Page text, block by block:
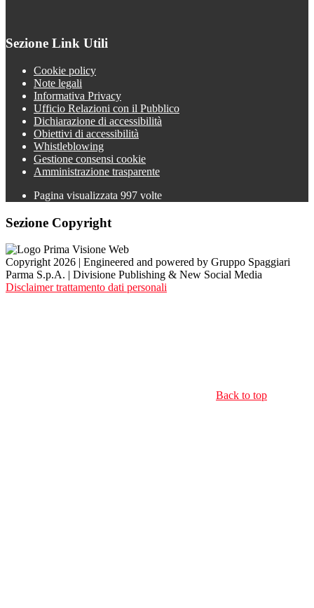
Sezione Link Utili
Cookie policy
Note legali
Informativa Privacy
Ufficio Relazioni con il Pubblico
Dichiarazione di accessibilità
Obiettivi di accessibilità
Whistleblowing
Gestione consensi cookie
Amministrazione trasparente
Pagina visualizzata 997 volte
Sezione Copyright
Copyright 2026 | Engineered and powered by Gruppo Spaggiari
Parma S.p.A. | Divisione Publishing & New Social Media
Disclaimer trattamento dati personali
Back to top